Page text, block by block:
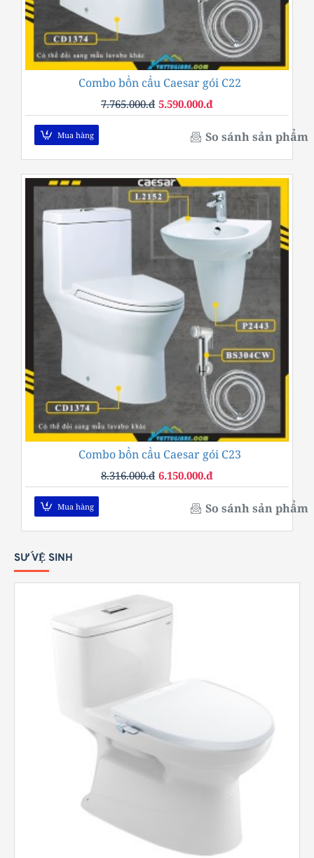
Combo bồn cầu Caesar gói C22
5.590.000.đ
7.765.000.đ
Mua hàng So sánh sản phẩm
Combo bồn cầu Caesar gói C23
6.150.000.đ
8.316.000.đ
Mua hàng So sánh sản phẩm
SỨ VỆ SINH